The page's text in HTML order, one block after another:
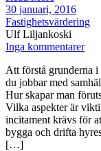
30 januari, 2016
Fastighetsvärdering
Ulf Liljankoski
Inga kommentarer
Att förstå grunderna
du jobbar med
Hur skapar man
Vilka aspekter är
incitament krävs för
bygga och drifta
[…]